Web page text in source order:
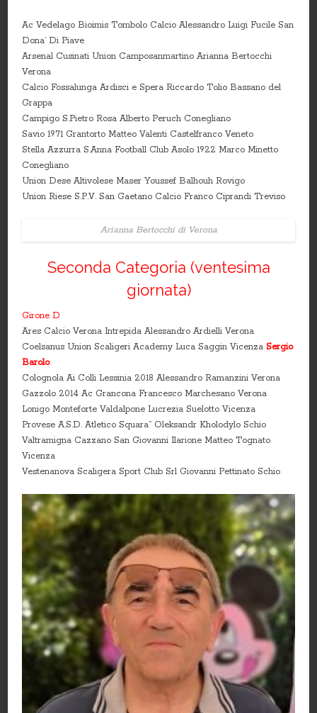
Ac Vedelago Bioimis Tombolo Calcio Alessandro Luigi Fucile San
Dona’ Di Piave
Arsenal Cusinati Union Camposanmartino Arianna Bertocchi
Verona
Calcio Fossalunga Ardisci e Spera Riccardo Tolio Bassano del
Grappa
Campigo S.Pietro Rosa Alberto Peruch Conegliano
Savio 1971 Grantorto Matteo Valenti Castelfranco Veneto
Stella Azzurra S.Anna Football Club Asolo 1922 Marco Minetto
Conegliano
Union Dese Altivolese Maser Youssef Balhouh Rovigo
Union Riese S.P.V. San Gaetano Calcio Franco Ciprandi Treviso
Arianna Bertocchi di Verona
Seconda Categoria (ventesima
giornata)
Girone D
Ares Calcio Verona Intrepida Alessandro Ardielli Verona
Coelsanus Union Scaligeri Academy Luca Saggin VicenzaSergio
Barolo
Colognola Ai Colli Lessinia 2018 Alessandro Ramanzini Verona
Gazzolo 2014 Ac Grancona Francesco Marchesano Verona
Lonigo Monteforte Valdalpone Lucrezia Suelotto Vicenza
Provese A.S.D. Atletico Squara” Oleksandr Kholodylo Schio
Valtramigna Cazzano San Giovanni Ilarione Matteo Tognato
Vicenza
Vestenanova Scaligera Sport Club Srl Giovanni Pettinato Schio